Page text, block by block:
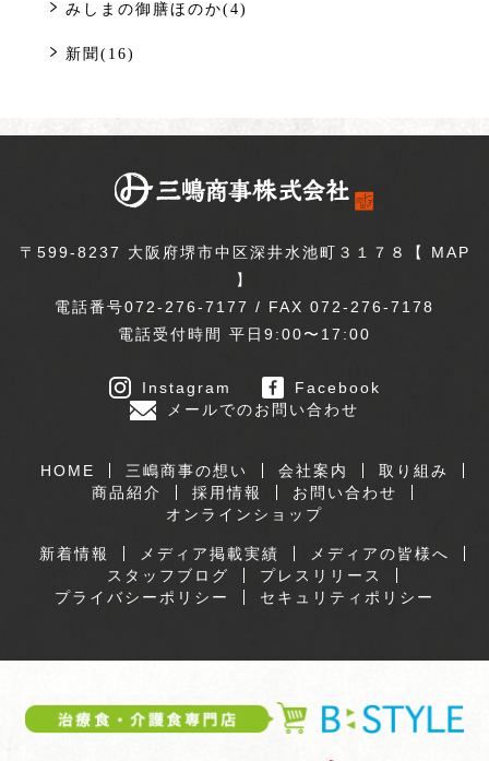
みしまの御膳ほのか(4)
新聞(16)
〒599-8237 大阪府堺市中区深井水池町３１７８【 MAP
】
電話番号072-276-7177 / FAX 072-276-7178
電話受付時間 平日9:00〜17:00
Instagram
Facebook
メールでのお問い合わせ
HOME 三嶋商事の想い 会社案内
取り組み
商品紹介
採用情報
お問い合わせ
オンラインショップ
新着情報 メディア掲載実績
メディアの皆様へ
スタッフブログ
プレスリリース
プライバシーポリシー
セキュリティポリシー